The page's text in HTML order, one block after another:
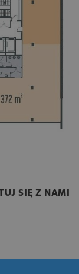
SIĘ Z NAMI